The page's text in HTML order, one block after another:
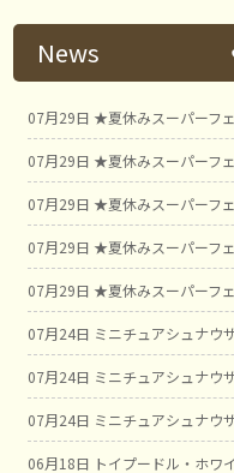
News
07月29日 ★夏休みスーパーフェア開催中！ミニチュア
07月29日 ★夏休みスーパーフェア開催中！
07月29日 ★夏休みスーパーフェア開催中！
07月29日 ★夏休みスーパーフェア開催
07月29日 ★夏休みスーパーフェア開催中
07月24日 ミニチュアシュナ
07月24日 ミニチュアシュナウ
07月24日 ミニチュアシュナウ
06月18日 トイプードル・ホワ